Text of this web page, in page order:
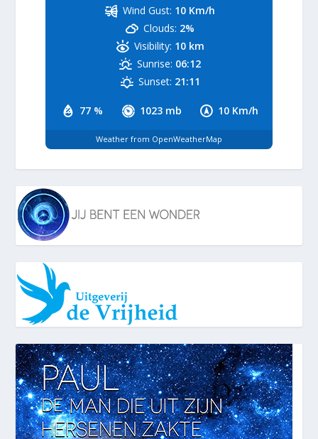
77 % 1023 mb 10 Km/h
Wind Gust: 10 Km/h
Clouds: 2%
Visibility: 10 km
Sunrise: 06:12
Sunset: 21:11
Weather from OpenWeatherMap